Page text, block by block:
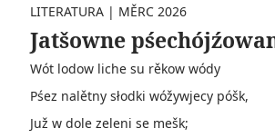
LITERATURA | MĚRC 2026
Jatšowne
Wót lodow liche su rěkow wódy
Pśez nalětny słodki wóžywjecy póšk,
Juž w dole zeleni se mešk;